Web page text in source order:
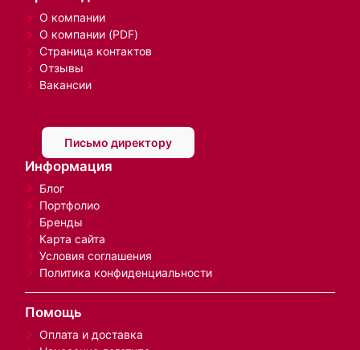
О компании
О компании (PDF)
Страница контактов
Отзывы
Вакансии
Письмо директору
Информация
Блог
Портфолио
Бренды
Карта сайта
Условия соглашения
Политика конфиденциальности
Помощь
Оплата и доставка